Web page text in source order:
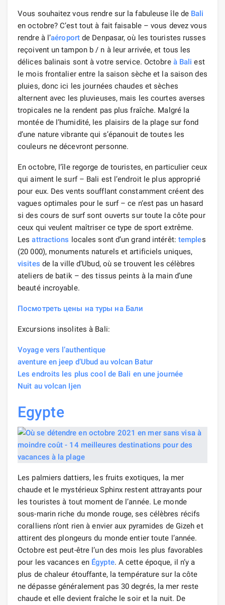
Vous souhaitez vous rendre sur la fabuleuse île de Bali
en octobre? C’est tout à fait faisable – vous devez vous
rendre à l’aéroportde Denpasar, où les touristes russes
reçoivent un tampon b / n à leur arrivée, et tous les
délices balinais sont à votre service. Octobre à Bali est
le mois frontalier entre la saison sèche et la saison des
pluies, donc ici les journées chaudes et sèches
alternent avec les pluvieuses, mais les courtes averses
tropicales ne la rendent pas plus fraîche. Malgré la
montée de l’humidité, les plaisirs de la plage sur fond
d’une nature vibrante qui s’épanouit de toutes les
couleurs ne décevront personne.
En octobre, l’île regorge de touristes, en particulier ceux
qui aiment le surf – Bali est l’endroit le plus approprié
pour eux. Des vents soufflant constamment créent des
vagues optimales pour le surf – ce n’est pas un hasard
si des cours de surf sont ouverts sur toute la côte pour
ceux qui veulent maîtriser ce type de sport extrême.
Lesattractions locales sont d’un grand intérêt: temples
(20 000), monuments naturels et artificiels uniques,
visites de la ville d’Ubud, où se trouvent les célèbres
ateliers de batik – des tissus peints à la main d’une
beauté incroyable.
Посмотреть цены на туры на Бали
Excursions insolites à Bali:
Voyage vers l’authentique
aventure en jeep d’Ubud au volcan Batur
Les endroits les plus cool de Bali en une journée
Nuit au volcan Ijen
Egypte
Les palmiers dattiers, les fruits exotiques, la mer
chaude et le mystérieux Sphinx restent attrayants pour
les touristes à tout moment de l’année. Le monde
sous-marin riche du monde rouge, ses célèbres récifs
coralliens n’ont rien à envier aux pyramides de Gizeh et
attirent des plongeurs du monde entier toute l’année.
Octobre est peut-être l’un des mois les plus favorables
pour les vacances en Égypte. A cette époque, il n’y a
plus de chaleur étouffante, la température sur la côte
ne dépasse généralement pas 30 degrés, la mer reste
chaude et elle devient fraîche le soir et la nuit. De